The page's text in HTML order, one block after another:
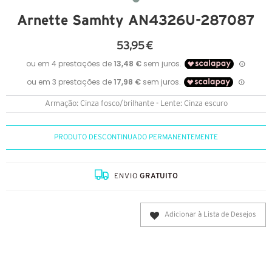
Arnette Samhty AN4326U-287087
53,95 €
Armação: Cinza fosco/brilhante - Lente: Cinza escuro
PRODUTO DESCONTINUADO PERMANENTEMENTE
ENVIOGRATUITO
Adicionar à Lista de Desejos